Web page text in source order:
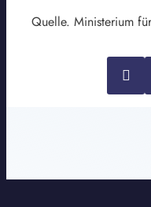
Quelle. Ministerium